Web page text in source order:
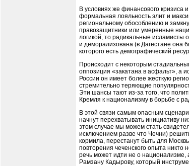
В условиях же финансового кризиса
формальная лояльность элит и
региональному обособлению и
правозащитники или умеренные
логикой, то радикальные исламисты
и деморализована (в Дагестане она
которого есть демографический
Происходит с некоторым
оппозиция «закатана в асфальт», а
России он имеет более жесткую
стремительно теряющие
Эти шансы тают из-за того, что
Кремля к национализму в борьбе с
В этой связи самым опасным
начнут перехватывать инициативу
этом случае мы можем стать
исключением разве что Чечни)
кормила, перестанут быть для
повторения чеченского опыта никто
речь может идти не о национализме,
Рамзану Кадырову, который